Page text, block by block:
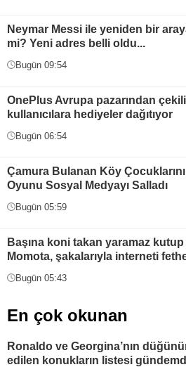
Neymar Messi ile yeniden bir
mi? Yeni adres belli oldu...
Bugün 09:54
OnePlus Avrupa pazarından
kullanıcılara hediyeler dağıtıyor
Bugün 06:54
Çamura Bulanan Köy
Oyunu Sosyal Medyayı Salladı
Bugün 05:59
Başına koni takan yaramaz kutup
Momota, şakalarıyla interneti
Bugün 05:43
En çok okunan
Ronaldo ve Georgina’nın
edilen konukların listesi